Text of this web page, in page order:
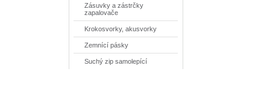
Zásuvky a zástrčky
zapalovače
Krokosvorky, akusvorky
Zemnící pásky
Suchý zip samolepící